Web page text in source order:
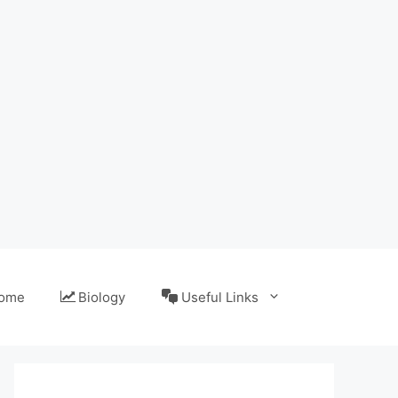
Biology Useful Links